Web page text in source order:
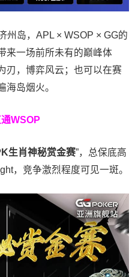
州岛，APL × WSOP × GG的
来一场前所未有的巅峰体
刃，博弈风云；也可以在赛
海岛烟火。
WSOP
生肖神秘赏金赛”，总保底高
，竞争激烈程度可见一斑。